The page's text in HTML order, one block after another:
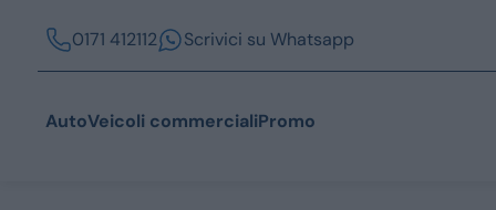
0171 412112 Scrivici su Whatsapp
AutoVeicoli commercialiPromo